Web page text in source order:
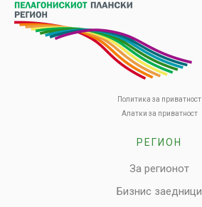
Политика за приватност
Алатки за приватност
РЕГИОН
За регионот
Бизнис заедници